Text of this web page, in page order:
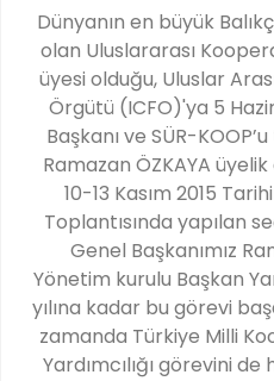
Dünyanın en büyük
olan Uluslararası
üyesi olduğu, Uluslar
Örgütü (ICFO)'ya 5
Başkanı ve SÜR-
Ramazan ÖZKAYA
10-13 Kasım 2015
Toplantısında yapılan
Genel Başkanımız
Yönetim kurulu Başkan
yılına kadar bu görevi
zamanda Türkiye Milli
Yardımcılığı görevini